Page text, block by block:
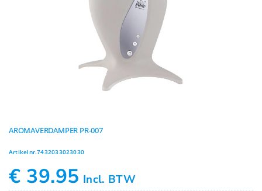
AROMAVERDAMPER PR-007
Artikelnr.7432033023030
€ 39.95 Incl. BTW